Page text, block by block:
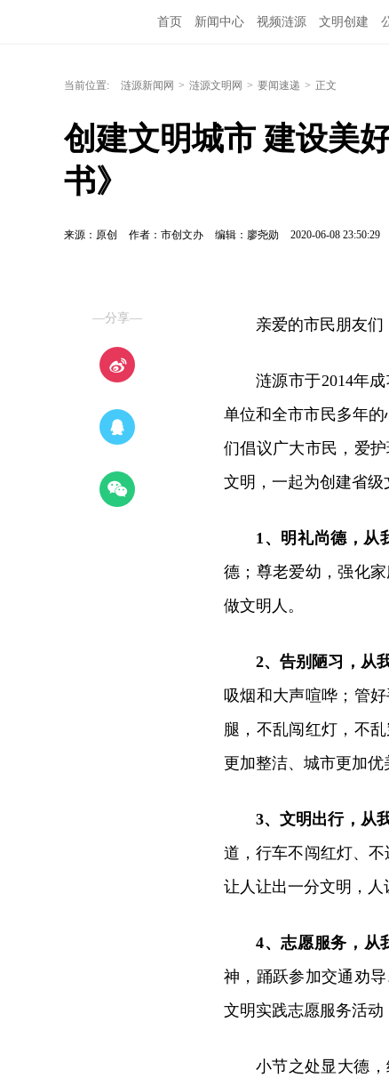
首页 新闻中心 视频涟源 文明创建
当前位置: 涟源新闻网 > 涟源文明网 > 要闻速递 > 正文
创建文明城市 建设美
书》
来源：原创 作者：市创文办 编辑：廖尧勋 2020-06-08 23:50:29
—分享— 亲爱的市民朋友们
涟源市于2014年
单位和全市市民多年
们倡议广大市民，爱
文明，一起为创建省级
1、明礼尚德，从
德；尊老爱幼，强化家
做文明人。
2、告别陋习，从
吸烟和大声喧哗；管
腿，不乱闯红灯，不
更加整洁、城市更加优
3、文明出行，从
道，行车不闯红灯、
让人让出一分文明，
4、志愿服务，从
神，踊跃参加交通劝
文明实践志愿服务活动
小节之处显大德